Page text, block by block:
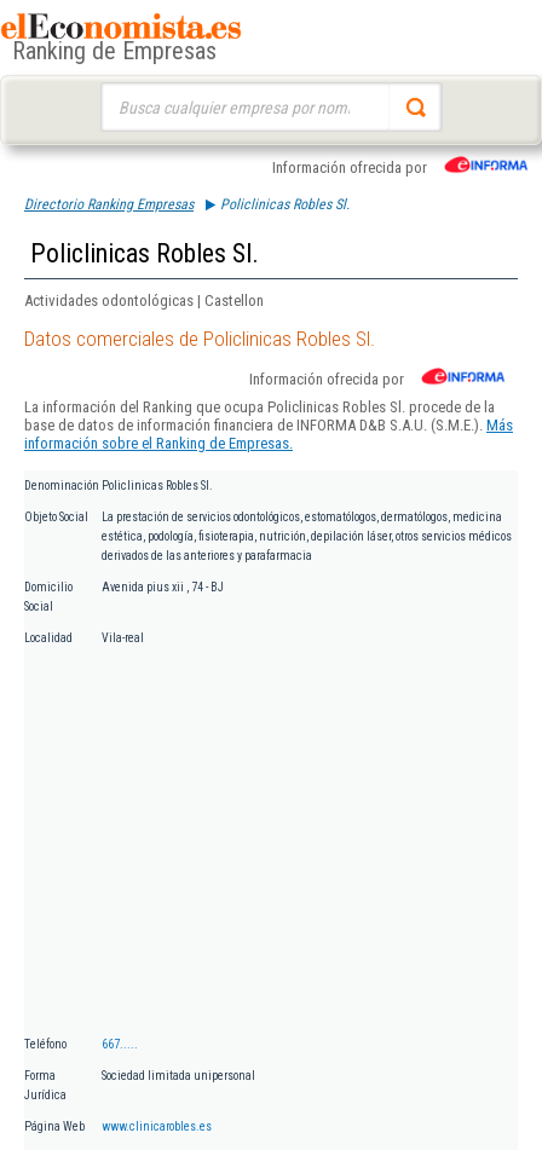
Ranking de Empresas
Información ofrecida por
Directorio Ranking Empresas Policlinicas Robles Sl.
Policlinicas Robles Sl.
Actividades odontológicas | Castellon
Datos comerciales de Policlinicas Robles Sl.
Información ofrecida por
La información del Ranking que ocupa Policlinicas Robles Sl. procede de la
base de datos de información financiera de INFORMA D&B S.A.U. (S.M.E.). Más
información sobre el Ranking de Empresas.
Denominación Policlinicas Robles Sl.
Objeto Social
La prestación de servicios odontológicos, estomatólogos, dermatólogos, medicina
estética, podología, fisioterapia, nutrición, depilación láser, otros servicios médicos
derivados de las anteriores y parafarmacia
Domicilio
Social
Avenida pius xii , 74 - BJ
Localidad Vila-real
Teléfono 667.....
Forma
Jurídica
Sociedad limitada unipersonal
Página Web www.clinicarobles.es